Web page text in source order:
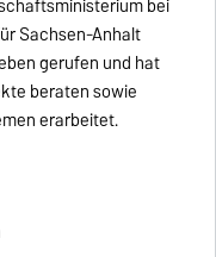
bei
Sachsen-Anhalt
gerufen und hat
beraten sowie
erarbeitet.